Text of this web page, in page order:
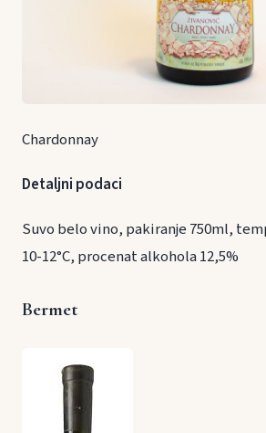
Chardonnay
Detaljni podaci
Suvo belo vino, pakiranje 750ml,
10-12°C, procenat alkohola 12,5%
Bermet